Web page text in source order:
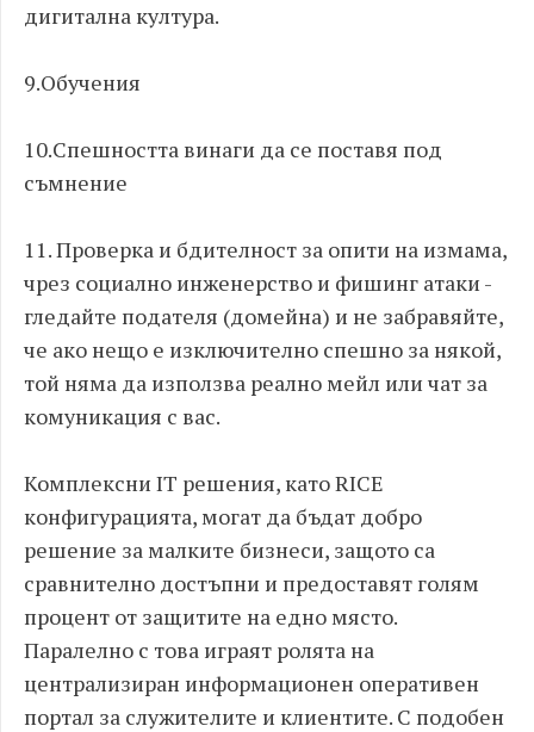
дигитална култура.
9.Обучения
10.Спешността винаги да се поставя под
съмнение
11. Проверка и бдителност за опити на измама,
чрез социално инженерство и фишинг атаки -
гледайте подателя (домейна) и не забравяйте,
че ако нещо е изключително спешно за някой,
той няма да използва реално мейл или чат за
комуникация с вас.
Комплексни IT решения, като RICE
конфигурацията, могат да бъдат добро
решение за малките бизнеси, защото са
сравнително достъпни и предоставят голям
процент от защитите на едно място.
Паралелно с това играят ролята на
централизиран информационен оперативен
портал за служителите и клиентите. С подобен